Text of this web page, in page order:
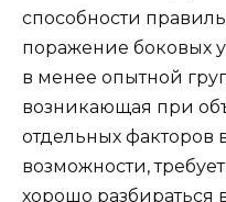
способности
поражение боковых
в менее опытной
возникающая при
отдельных факторов
возможности,
хорошо разбираться